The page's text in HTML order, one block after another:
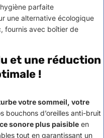
parfaite
une alternative écologique
fournis avec boîtier de
et une réduction
!
votre sommeil, votre
bouchons d’oreilles anti-bruit
sonore plus paisible en
tout en garantissant un